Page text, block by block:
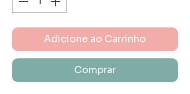
Adicione ao Carrinho
Comprar